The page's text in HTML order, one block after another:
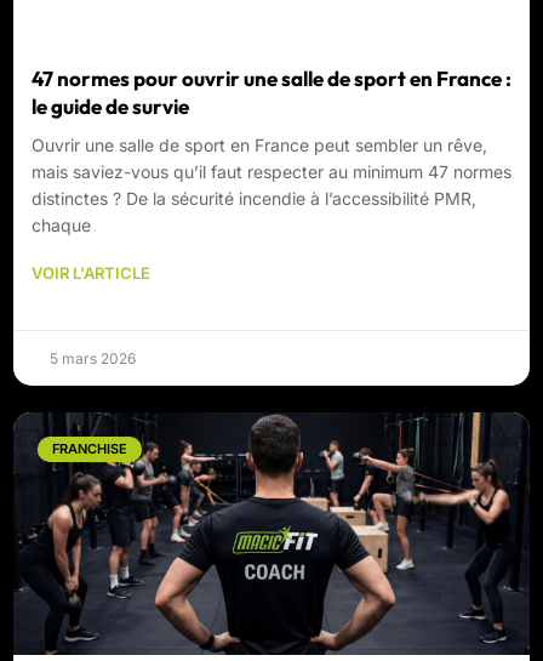
47 normes pour ouvrir une salle de sport en France :
le guide de survie
Ouvrir une salle de sport en France peut sembler un rêve,
mais saviez-vous qu’il faut respecter au minimum 47 normes
distinctes ? De la sécurité incendie à l’accessibilité PMR,
chaque
VOIR L'ARTICLE
5 mars 2026
FRANCHISE